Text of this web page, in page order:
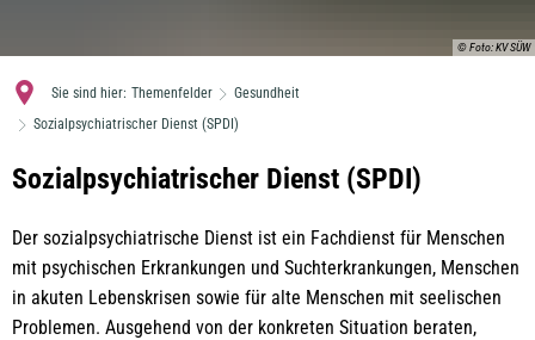
© Foto: KV SÜW
Sie sind hier: Themenfelder
Gesundheit
Sozialpsychiatrischer Dienst (SPDI)
Sozialpsychiatrischer
(SPDI)
Sozialpsychiatrischer Dienst (SPDI)
Der sozialpsychiatrische Dienst ist ein Fachdienst für Menschen
mit psychischen Erkrankungen und Suchterkrankungen, Menschen
in akuten Lebenskrisen sowie für alte Menschen mit seelischen
Problemen. Ausgehend von der konkreten Situation beraten,